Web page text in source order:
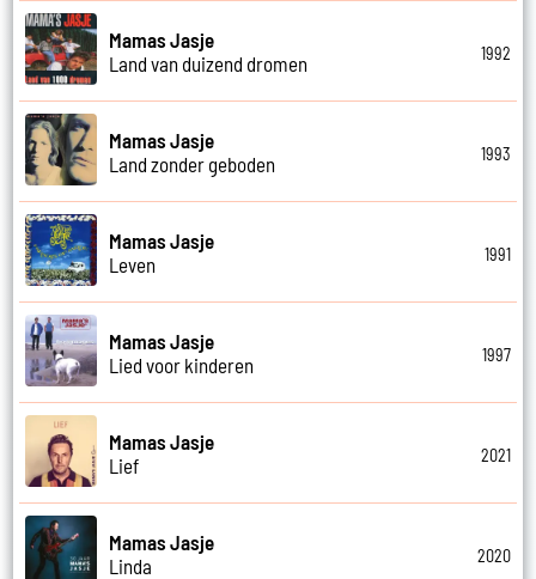
Mamas Jasje
Land van duizend dromen
1992
Mamas Jasje
Land zonder geboden
1993
Mamas Jasje
Leven
1991
Mamas Jasje
Lied voor kinderen
1997
Mamas Jasje
Lief
2021
Mamas Jasje
Linda
2020